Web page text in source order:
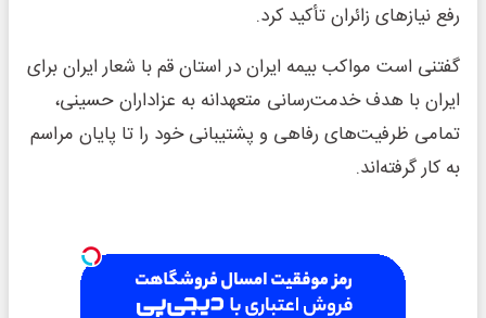
رفع نیازهای زائران تأکید کرد.
گفتنی است مواکب بیمه ایران در استان قم با شعار ایران برای
ایران با هدف خدمت‌رسانی متعهدانه به عزاداران حسینی،
تمامی ظرفیت‌های رفاهی و پشتیبانی خود را تا پایان مراسم
به کار گرفته‌اند.